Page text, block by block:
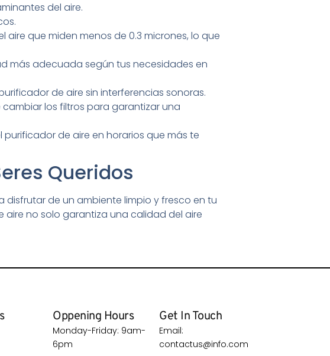
del aire.
que miden menos de 0.3 micrones, lo que
más adecuada según tus necesidades en
de aire sin interferencias sonoras.
los filtros para garantizar una
de aire en horarios que más te
Queridos
disfrutar de un ambiente limpio y fresco en tu
no solo garantiza una calidad del aire
Oppening Hours
Monday-Friday: 9am-
6pm
Get In Touch
Email:
contactus@info.com